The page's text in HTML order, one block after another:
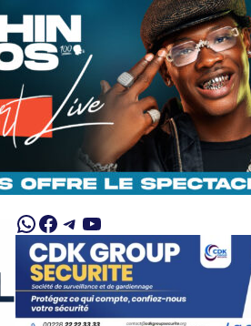
WhatsApp
Facebook
Telegram
YouTube